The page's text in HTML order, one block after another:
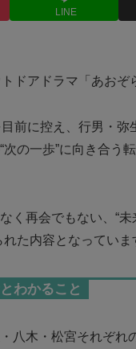
LINE
ドアドラマ「あおぞ
前に控え、行男・弥
の一歩”に向き合う
く再会でもない、“未
た内容となっていま
わかること
八木・松宮それぞれ